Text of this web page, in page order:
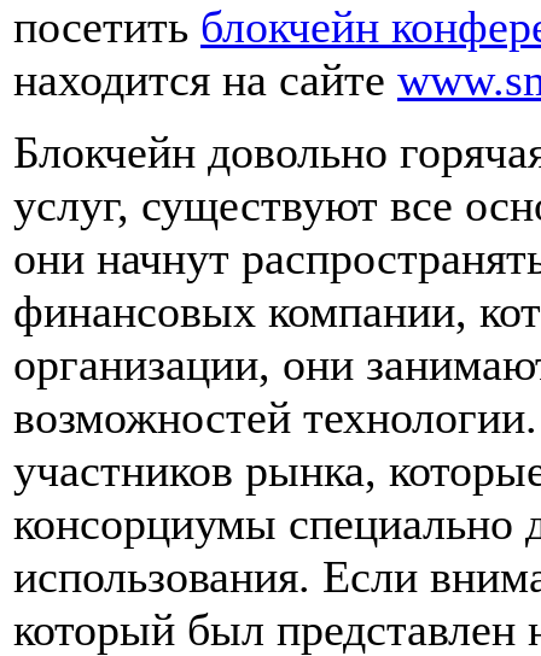
посетить блокчейн
находится на сайте
Блокчейн довольно
услуг, существуют все
они начнут
финансовых компании,
организации, они
возможностей
участников рынка,
консорциумы специально
использования. Если
который был